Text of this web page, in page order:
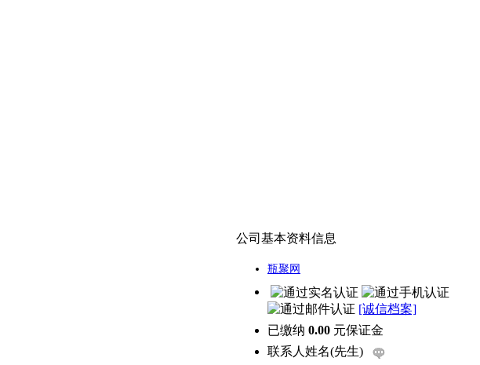
公司基本资料信息
瓶聚网
[诚信档案]
已缴纳 0.00 元保证金
联系人 姓名(先生)